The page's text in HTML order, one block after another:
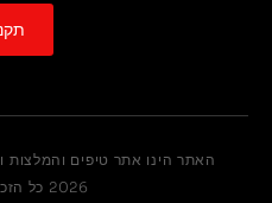
האתר הינו אתר טיפים
2026 כל הזכויות שמורות